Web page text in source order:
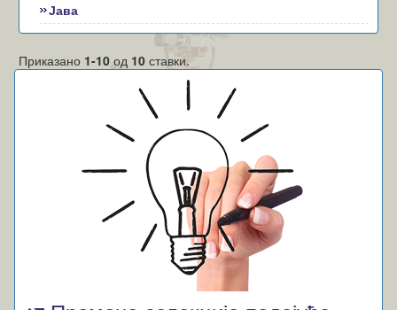
Јава
Приказано 1-10 од 10 ставки.